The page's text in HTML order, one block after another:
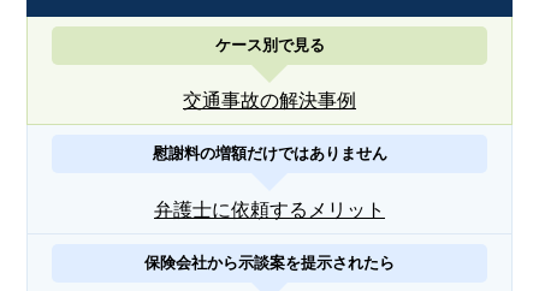
ケース別で見る
交通事故の解決事例
慰謝料の増額だけではありません
弁護士に依頼するメリット
保険会社から示談案を提示されたら